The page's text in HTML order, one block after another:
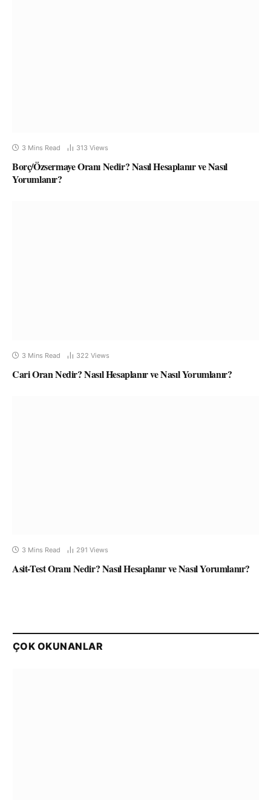
3 Mins Read 313 Views
Borç/Özsermaye Oranı Nedir? Nasıl Hesaplanır ve Nasıl
Yorumlanır?
3 Mins Read 322 Views
Cari Oran Nedir? Nasıl Hesaplanır ve Nasıl Yorumlanır?
3 Mins Read 291 Views
Asit-Test Oranı Nedir? Nasıl Hesaplanır ve Nasıl Yorumlanır?
ÇOK OKUNANLAR